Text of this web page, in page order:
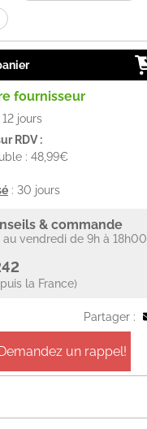
fournisseur
jours
RDV :
: 48,99€
: 30 jours
& commande
vendredi de 9h à 18h00
la France)
Partager :
un rappel!